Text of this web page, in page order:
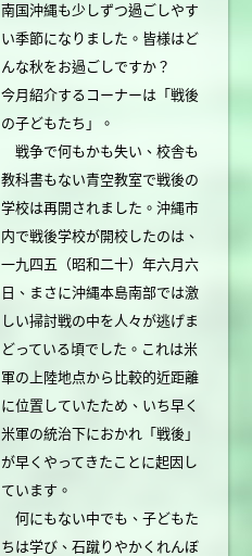
南国沖縄も少しずつ過ごしやす
い季節になりました。皆様はど
んな秋をお過ごしですか？
今月紹介するコーナーは「戦後
の子どもたち」。
戦争で何もかも失い、校舎も
教科書もない青空教室で戦後の
学校は再開されました。沖縄市
内で戦後学校が開校したのは、
一九四五（昭和二十）年六月六
日、まさに沖縄本島南部では激
しい掃討戦の中を人々が逃げま
どっている頃でした。これは米
軍の上陸地点から比較的近距離
に位置していたため、いち早く
米軍の統治下におかれ「戦後」
が早くやってきたことに起因し
ています。
何にもない中でも、子どもた
ちは学び、石蹴りやかくれんぼ